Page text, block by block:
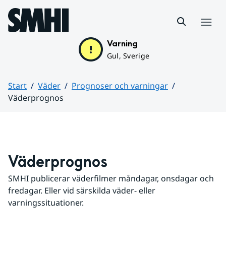
Hoppa till sidans innehåll
Varning
Gul, Sverige
Start Väder
Prognoser och varningar
Väderprognos
Väderprognos
SMHI publicerar väderfilmer måndagar, onsdagar och
fredagar. Eller vid särskilda väder- eller
varningssituationer.